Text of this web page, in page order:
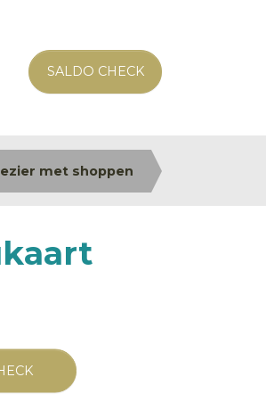
SALDO CHECK
met shoppen